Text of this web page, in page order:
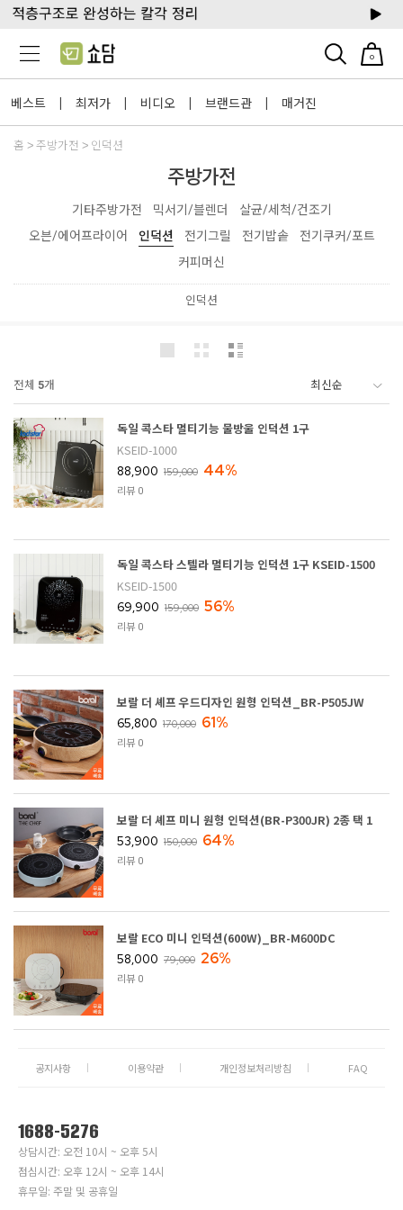
0
베스트 | 최저가 | 비디오 | 브랜드관 | 매거진
홈 주방가전 인덕션
주방가전
기타주방가전 믹서기/블렌더
살균/세척/건조기
오븐/에어프라이어
인덕션 전기그릴 전기밥솥
전기쿠커/포트
커피머신
인덕션
전체 5개
독일 콕스타 멀티기능 물방울 인덕션 1구
KSEID-1000
88,900 159,000 44%
리뷰 0
독일 콕스타 스텔라 멀티기능 인덕션 1구 KSEID-1500
KSEID-1500
69,900 159,000 56%
리뷰 0
보랄 더 셰프 우드디자인 원형 인덕션_BR-P505JW
65,800 170,000 61%
리뷰 0
보랄 더 셰프 미니 원형 인덕션(BR-P300JR) 2종 택 1
53,900 150,000 64%
리뷰 0
보랄 ECO 미니 인덕션(600W)_BR-M600DC
58,000 79,000 26%
리뷰 0
공지사항 이용약관 개인정보처리방침 FAQ
1688-5276
상담시간: 오전 10시 ~ 오후 5시
점심시간: 오후 12시 ~ 오후 14시
휴무일: 주말 및 공휴일